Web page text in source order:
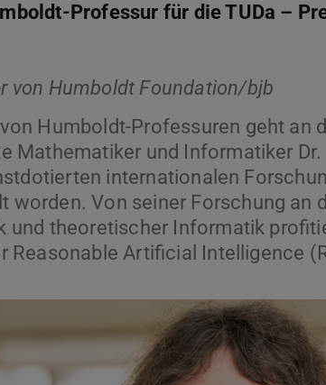
Professur für die TUDa –
von Humboldt Foundation/bjb
Humboldt-Professuren geht an
Mathematiker und Informatiker Dr.
internationalen
worden. Von seiner Forschung an
und theoretischer Informatik
Reasonable Artificial Intelligence